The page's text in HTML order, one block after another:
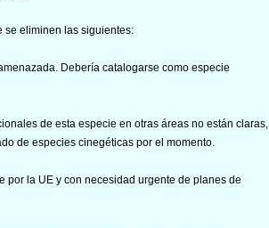
se eliminen las siguientes:
Debería catalogarse como especie
de esta especie en otras áreas no están claras,
de especies cinegéticas por el momento.
por la UE y con necesidad urgente de planes de